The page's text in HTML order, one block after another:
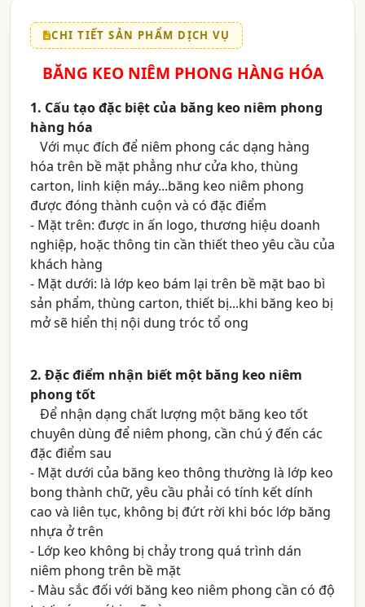
CHI TIẾT SẢN PHẨM DỊCH VỤ
BĂNG KEO NIÊM PHONG HÀNG HÓA
1. Cấu tạo đặc biệt của băng keo niêm phong
hàng hóa
Với mục đích để niêm phong các dạng hàng
hóa trên bề mặt phẳng như cửa kho, thùng
carton, linh kiện máy...băng keo niêm phong
được đóng thành cuộn và có đặc điểm
- Mặt trên: được in ấn logo, thương hiệu doanh
nghiệp, hoặc thông tin cần thiết theo yêu cầu của
khách hàng
- Mặt dưới: là lớp keo bám lại trên bề mặt bao bì
sản phẩm, thùng carton, thiết bị...khi băng keo bị
mở sẽ hiển thị nội dung tróc tổ ong
2. Đặc điểm nhận biết một băng keo niêm
phong tốt
Để nhận dạng chất lượng một băng keo tốt
chuyên dùng để niêm phong, cần chú ý đến các
đặc điểm sau
- Mặt dưới của băng keo thông thường là lớp keo
bong thành chữ, yêu cầu phải có tính kết dính
cao và liên tục, không bị đứt rời khi bóc lớp băng
nhựa ở trên
- Lớp keo không bị chảy trong quá trình dán
niêm phong trên bề mặt
- Màu sắc đối với băng keo niêm phong cần có độ